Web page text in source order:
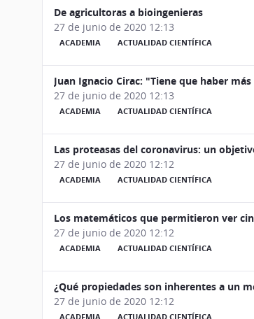
De agricultoras a bioingenieras
27 de junio de 2020 12:13
ACADEMIA ACTUALIDAD CIENTÍFICA
Juan Ignacio Cirac: "Tiene que haber
27 de junio de 2020 12:13
ACADEMIA ACTUALIDAD CIENTÍFICA
Las proteasas del coronavirus: un
27 de junio de 2020 12:12
ACADEMIA ACTUALIDAD CIENTÍFICA
Los matemáticos que permitieron ver
27 de junio de 2020 12:12
ACADEMIA ACTUALIDAD CIENTÍFICA
¿Qué propiedades son inherentes a un
27 de junio de 2020 12:12